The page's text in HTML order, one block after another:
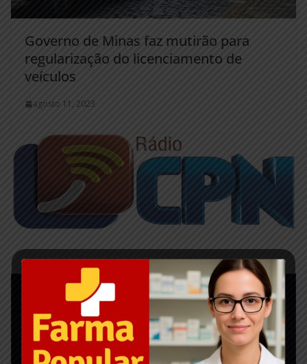
Governo de Minas faz mutirão para
regularização do licenciamento de
veículos
agosto 11, 2023